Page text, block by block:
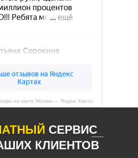
на карте Москвы — Яндекс Карты
СЕРВИС
КЛИЕНТОВ